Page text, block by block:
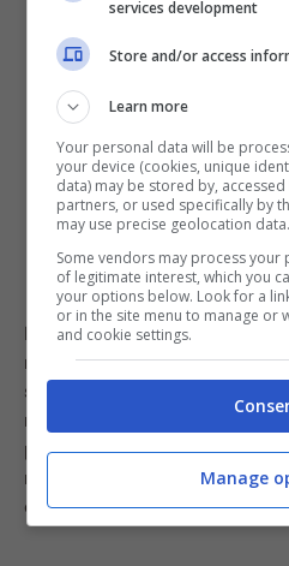
Nel caso in cui sia trascorso
nostri ingredienti non
saporiti come appena cotti,
nuovo! Non tutti sanno, infatti,
procedere con una seconda
nostro piatto la croccantezza
e guardate che differenza!
services development
Store and/or access
Learn more
Your personal data will be
your device (cookies, unique
data) may be stored by,
partners, or used specifically by
may use precise geolocation data.
Some vendors may process
of legitimate interest, which you
your options below. Look for a
or in the site menu to manage or
and cookie settings.
Manage